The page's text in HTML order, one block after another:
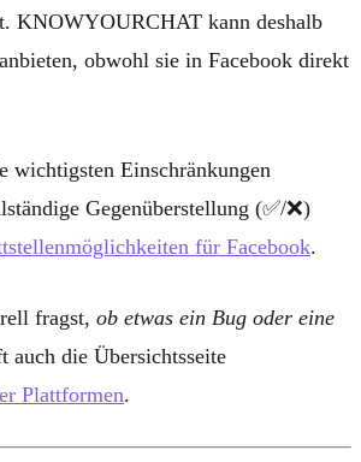
KNOWYOURCHAT kann deshalb
anbieten, obwohl sie in Facebook direkt
wichtigsten Einschränkungen
Gegenüberstellung (✅/❌)
für Facebook.
fragst, ob etwas ein Bug oder eine
auch die Übersichtsseite
Plattformen.